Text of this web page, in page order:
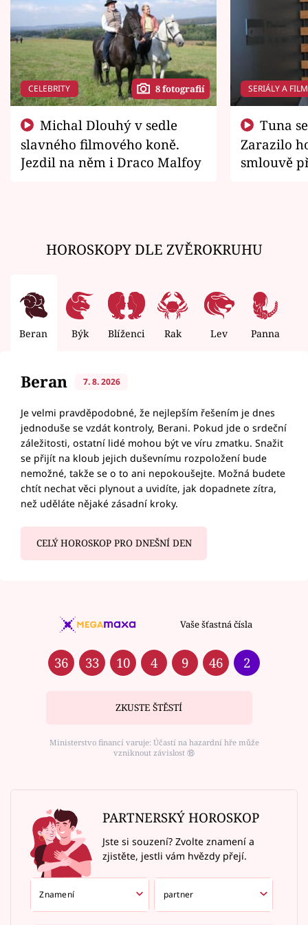
CELEBRITY 8 fotografií
slavného filmového koně.
Jezdil na něm i Draco Malfoy
SERIÁLY A
Zarazilo
smlouvě
HOROSKOPY DLE ZVĚROKRUHU
Beran Býk Blíženci Rak Lev Panna
Beran 7. 8. 2026
Je velmi pravděpodobné, že nejlepším řešením je dnes
jednoduše se vzdát kontroly, Berani. Pokud jde o srdeční
záležitosti, ostatní lidé mohou být ve víru zmatku. Snažit
se přijít na kloub jejich duševnímu rozpoložení bude
nemožné, takže se o to ani nepokoušejte. Možná budete
chtít nechat věci plynout a uvidíte, jak dopadnete zítra,
než uděláte nějaké zásadní kroky.
CELÝ HOROSKOP PRO DNEŠNÍ DEN
Vaše šťastná čísla
36 33 10 4 9 46 2
ZKUSTE ŠTĚSTÍ
Ministerstvo financí varuje: Účastí na hazardní hře může
vzniknout závislost ⑱
PARTNERSKÝ HOROSKOP
Jste si souzení? Zvolte znamení a
zjistěte, jestli vám hvězdy přejí.